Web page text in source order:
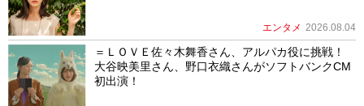
エンタメ 2026.08.04
＝ＬＯＶＥ佐々木舞香さん、アルパカ役に挑戦！
大谷映美里さん、野口衣織さんがソフトバンクCM
初出演！